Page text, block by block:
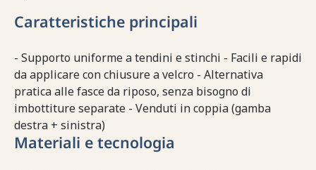
Caratteristiche principali
- Supporto uniforme a tendini e stinchi - Facili e rapidi
da applicare con chiusure a velcro - Alternativa
pratica alle fasce da riposo, senza bisogno di
imbottiture separate - Venduti in coppia (gamba
destra + sinistra)
Materiali e tecnologia